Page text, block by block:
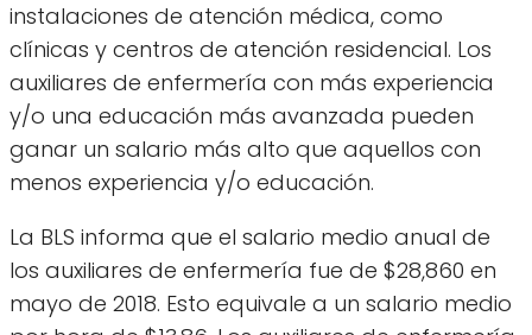
instalaciones de atención médica, como
clínicas y centros de atención residencial. Los
auxiliares de enfermería con más experiencia
y/o una educación más avanzada pueden
ganar un salario más alto que aquellos con
menos experiencia y/o educación.
La BLS informa que el salario medio anual de
los auxiliares de enfermería fue de $28,860 en
mayo de 2018. Esto equivale a un salario medio